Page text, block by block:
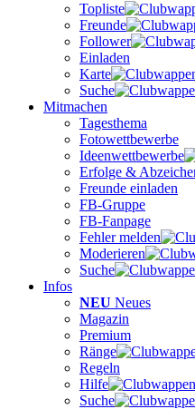
Topliste
Freunde
Follower
Einladen
Karte
Suche
Mitmachen
Tagesthema
Fotowettbewerbe
Ideenwettbewerbe
Erfolge &
Freunde einladen
FB-Gruppe
FB-Fanpage
Fehler melden
Moderieren
Suche
Infos
NEU Neues
Magazin
Premium
Ränge
Regeln
Hilfe
Suche